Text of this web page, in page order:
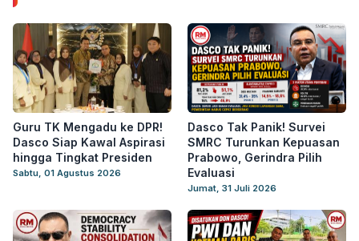
Guru TK Mengadu ke DPR!
Dasco Siap Kawal Aspirasi
hingga Tingkat Presiden
Sabtu, 01 Agustus 2026
Dasco Tak Panik! Survei
SMRC Turunkan Kepuasan
Prabowo, Gerindra Pilih
Evaluasi
Jumat, 31 Juli 2026